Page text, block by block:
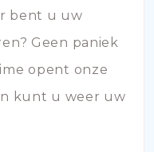
bent u uw
Geen paniek
opent onze
kunt u weer uw